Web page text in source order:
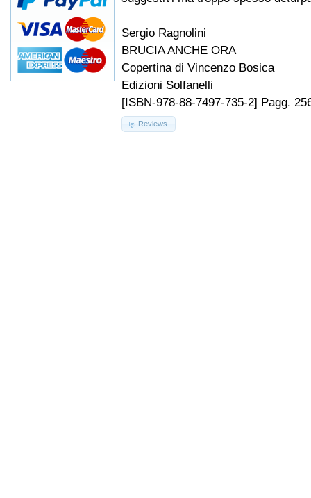
Sergio Ragnolini
BRUCIA ANCHE ORA
Copertina di Vincenzo Bosica
Edizioni Solfanelli
[ISBN-978-88-7497-735-2] Pagg.
Reviews